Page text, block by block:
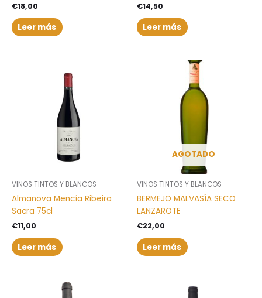
€18,00
Leer más
€14,50
Leer más
VINOS TINTOS Y BLANCOS
Almanova Mencía Ribeira
Sacra 75cl
€11,00
Leer más
AGOTADO
VINOS TINTOS Y BLANCOS
BERMEJO MALVASÍA SECO
LANZAROTE
€22,00
Leer más